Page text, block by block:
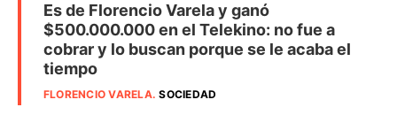
Es de Florencio Varela y ganó
$500.000.000 en el Telekino: no fue a
cobrar y lo buscan porque se le acaba el
tiempo
FLORENCIO VARELA.SOCIEDAD